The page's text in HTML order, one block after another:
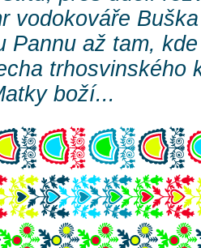
vodokováře
Pannu až tam,
trhosvinského
boží...